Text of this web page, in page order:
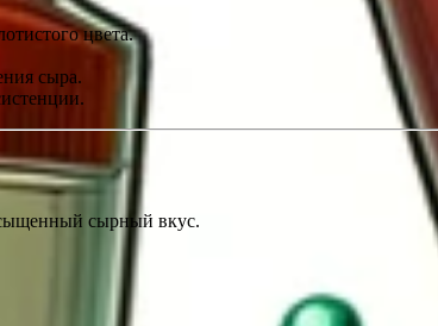
цвета.
сыра.
сырный вкус.